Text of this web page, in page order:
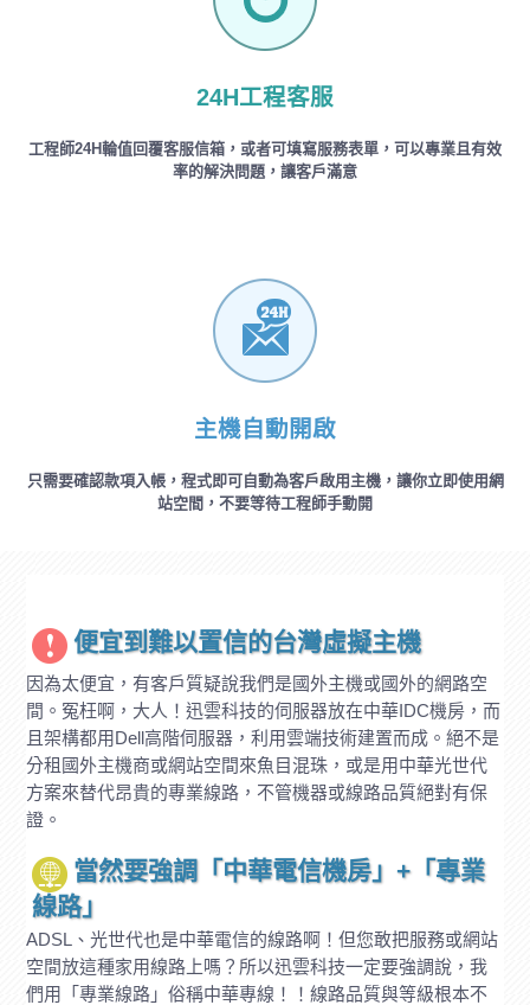
24H工程客服
工程師24H輪值回覆客服信箱，或者可填寫服務表單，可以專業且有效
率的解決問題，讓客戶滿意
主機自動開啟
只需要確認款項入帳，程式即可自動為客戶啟用主機，讓你立即使用網
站空間，不要等待工程師手動開
便宜到難以置信的台灣虛擬主機
因為太便宜，有客戶質疑說我們是國外主機或國外的網路空
間。冤枉啊，大人！迅雲科技的伺服器放在中華IDC機房，而
且架構都用Dell高階伺服器，利用雲端技術建置而成。絕不是
分租國外主機商或網站空間來魚目混珠，或是用中華光世代
方案來替代昂貴的專業線路，不管機器或線路品質絕對有保
證。
當然要強調「中華電信機房」+「專業
線路」
ADSL、光世代也是中華電信的線路啊！但您敢把服務或網站
空間放這種家用線路上嗎？所以迅雲科技一定要強調說，我
們用「專業線路」俗稱中華專線！！線路品質與等級根本不